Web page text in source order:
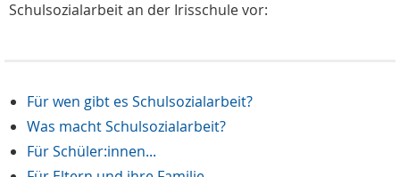
Schulsozialarbeit an der Irisschule vor:
Für wen gibt es Schulsozialarbeit?
Was macht Schulsozialarbeit?
Für Schüler:innen...